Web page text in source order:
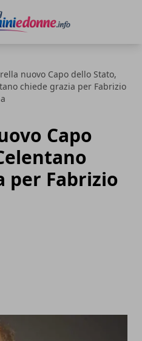
nuovo Capo dello Stato,
chiede grazia per Fabrizio
Capo
per Fabrizio